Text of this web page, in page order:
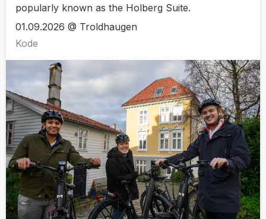
popularly known as the Holberg Suite.
01.09.2026 @ Troldhaugen
Kode